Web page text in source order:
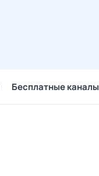
Бесплатные каналы